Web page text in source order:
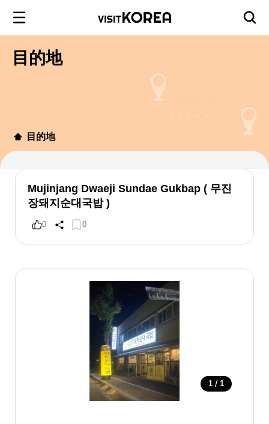
目的地
目的地
Mujinjang Dwaeji Sundae Gukbap ( 무진
장돼지순대국밥 )
0 0
1 / 1